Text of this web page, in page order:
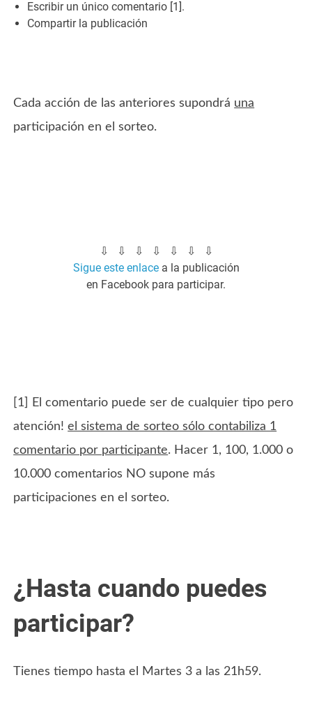
Escribir un único comentario [1].
Compartir la publicación
Cada acción de las anteriores supondrá una
participación en el sorteo.
⇩ ⇩ ⇩ ⇩ ⇩ ⇩ ⇩
Sigue este enlacea la publicación
en Facebook para participar.
[1] El comentario puede ser de cualquier tipo pero
atención!el sistema de sorteo sólo contabiliza 1
comentario por participante. Hacer 1, 100, 1.000 o
10.000 comentarios NO supone más
participaciones en el sorteo.
¿Hasta cuando puedes
participar?
Tienes tiempo hasta el Martes 3 a las 21h59.